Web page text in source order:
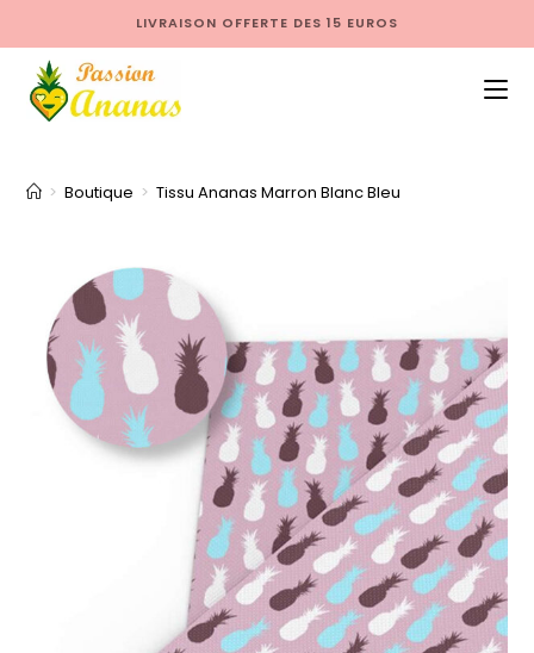
LIVRAISON OFFERTE DES 15 EUROS
> Boutique > Tissu Ananas Marron Blanc Bleu